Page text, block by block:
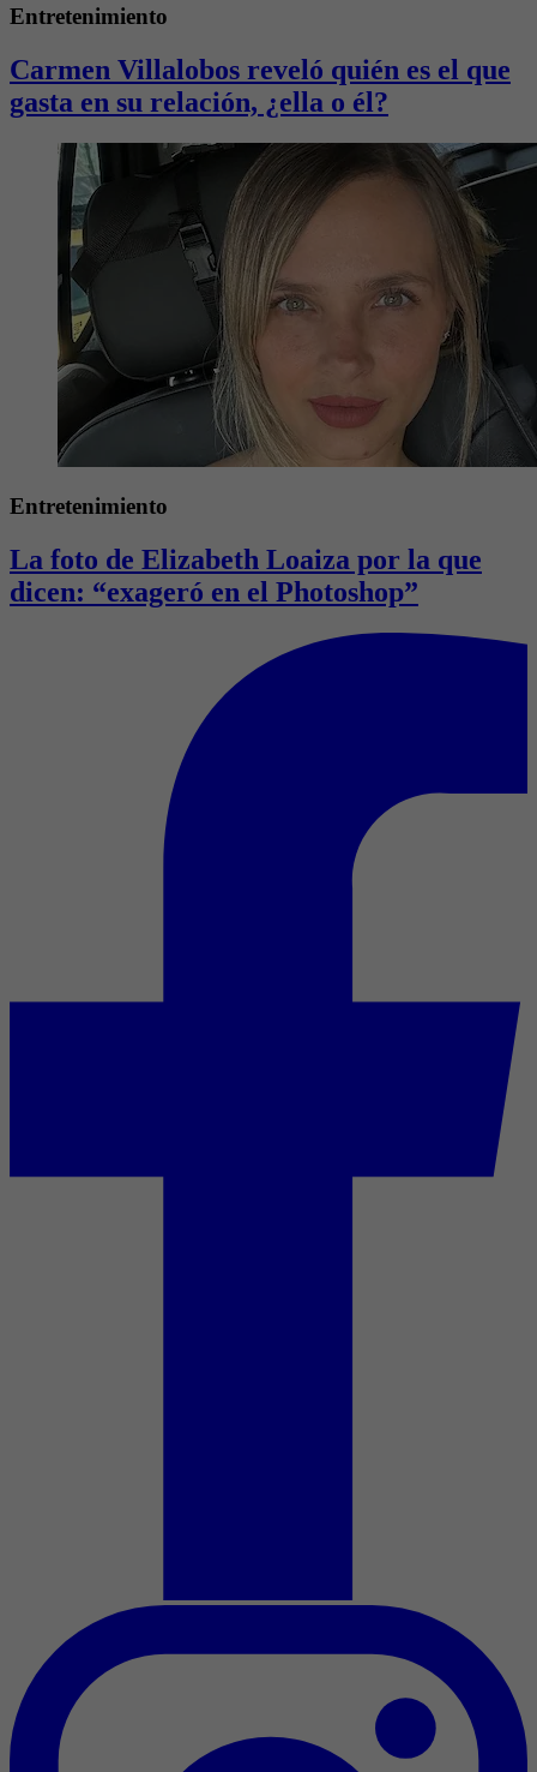
Entretenimiento
Carmen Villalobos reveló quién es el que
gasta en su relación, ¿ella o él?
Entretenimiento
La foto de Elizabeth Loaiza por la que
dicen: “exageró en el Photoshop”